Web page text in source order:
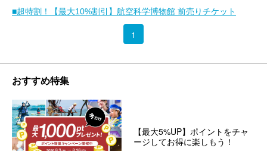
■超特割！【最大10%割引】航空科学博物館 前売りチケット
1
おすすめ特集
【最大5%UP】ポイントをチャ
ージしてお得に楽しもう！